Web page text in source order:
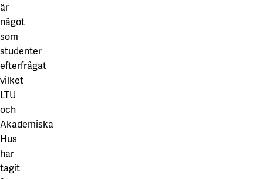
är
något
som
studenter
efterfrågat
vilket
LTU
och
Akademiska
Hus
har
tagit